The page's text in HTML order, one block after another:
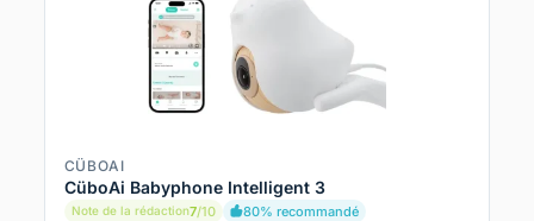
CÜBOAI
CüboAi Babyphone Intelligent 3
Note de la rédaction7/10 80% recommandé